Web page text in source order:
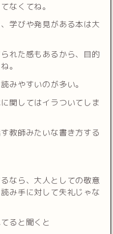
なくてね。
学びや発見がある本は大
れた感もあるから、目的
。
みやすいのが多い。
関してはイラついてしま
教師みたいな書き方する
なら、大人としての敬意
み手に対して失礼じゃな
ると聞くと